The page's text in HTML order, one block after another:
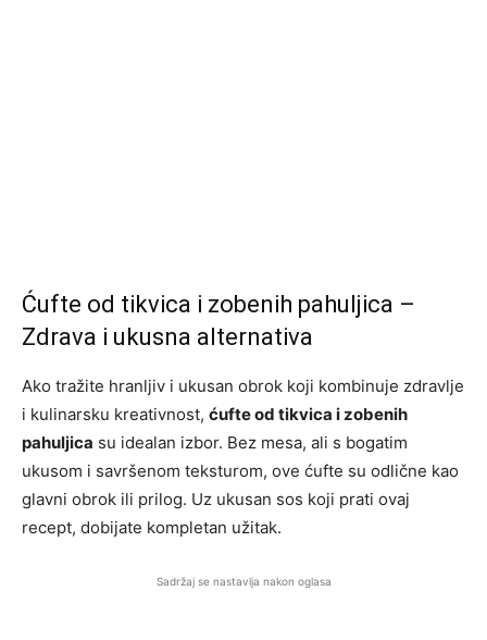
Ćufte od tikvica i zobenih pahuljica –
Zdrava i ukusna alternativa
Ako tražite hranljiv i ukusan obrok koji kombinuje zdravlje
i kulinarsku kreativnost, ćufte od tikvica i zobenih
pahuljica su idealan izbor. Bez mesa, ali s bogatim
ukusom i savršenom teksturom, ove ćufte su odlične kao
glavni obrok ili prilog. Uz ukusan sos koji prati ovaj
recept, dobijate kompletan užitak.
Sadržaj se nastavlja nakon oglasa